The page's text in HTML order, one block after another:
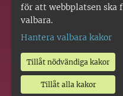
för att webbplatsen ska
valbara.
Hantera valbara kakor
Tillåt nödvändiga kakor
Tillåt alla kakor